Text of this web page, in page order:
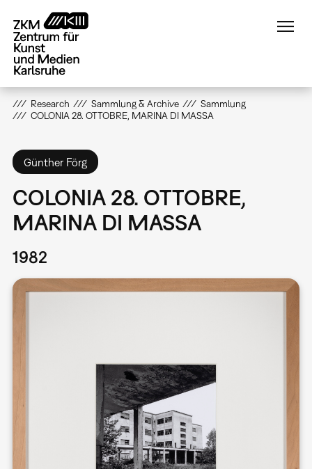
zum
Inhalt
Research Sammlung & Archive
Sammlung
COLONIA 28. OTTOBRE, MARINA DI MASSA
Günther Förg
COLONIA 28. OTTOBRE,
MARINA DI MASSA
1982